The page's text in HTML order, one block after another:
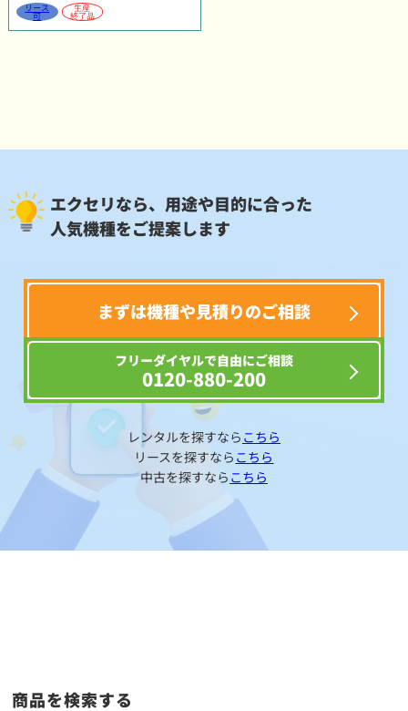
リース
可
生産
終了品
エクセリなら、用途や目的に合った
人気機種をご提案します
まずは機種や見積りのご相談
フリーダイヤルで自由にご相談
0120-880-200
レンタルを探すなら こちら
リースを探すなら こちら
中古を探すなら こちら
商品を検索する